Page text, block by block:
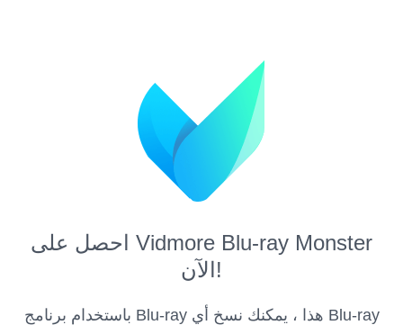
احصل على Vidmore Blu-ray Monster
الآن!
باستخدام برنامج Blu-ray هذا ، يمكنك نسخ أي Blu-ray